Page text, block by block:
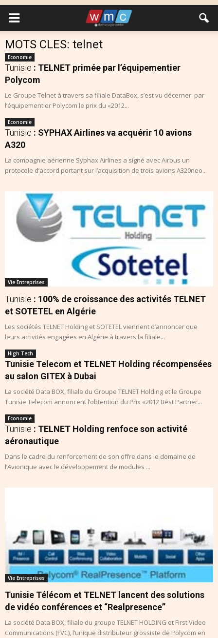
MOTS CLES: telnet
Economie
Tunisie : TELNET primée par l’équipementier
Polycom
Le Groupe Telnet à travers sa filiale DataBox, s’est vu décerner par
l’équipementier Polycom le prix du «2012...
Economie
Tunisie : SYPHAX Airlines va acquérir 10 avions
A320
La compagnie aérienne Syphax Airlines a signé avec Airbus un
protocole d’accord portant sur l’acquisition de trois avions A320neo...
Vie Entreprises
Tunisie : 100% de croissance des activités TELNET
et SOTETEL en Algérie
Les sociétés TELNET Holding et SOTETEL viennent d’annoncer que
leurs activités engagées en Algérie à travers la filiale...
High Tech
Tunisie Telecom et TELNET Holding récompensées
au salon GITEX à Dubai
La société Data BOX, filiale du Groupe TELNET Holding et le Groupe
Tunisie Telecom annoncent l’obtention du Prix «2012 Best Partner...
Economie
Tunisie : TELNET Holding renfoce son activité
aéronautique
Dans le cadre du renforcement de son offre dans le domaine de
l’Avionique avec le développement de modules ...
Vie Entreprises
Tunisie Télécom et TELNET lancent des solutions
de vidéo conférences et “Realpresence”
La société Data BOX, filiale du groupe TELNET HOLDING et First Video
Communications (FVC), l’unique distributeur grossiste de Polycom en